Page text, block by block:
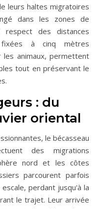
leurs haltes migratoires
dans les zones de
des distances
fixées à cinq mètres
animaux, permettent
tout en préservant le
: du
oriental
le bécasseau
des migrations
nord et les côtes
parcourent parfois
perdant jusqu'à la
le trajet. Leur arrivée